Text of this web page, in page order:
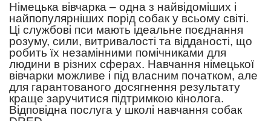
Німецька вівчарка – одна з найвідоміших і
найпопулярніших порід собак у всьому світі.
Ці службові пси мають ідеальне поєднання
розуму, сили, витривалості та відданості, що
робить їх незамінними помічниками для
людини в різних сферах. Навчання німецької
вівчарки можливе і під власним початком, але
для гарантованого досягнення результату
краще заручитися підтримкою кінолога.
Відповідна послуга у школі навчання собак